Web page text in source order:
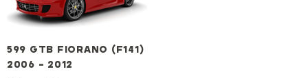
599 GTB FIORANO (F141)
2006 - 2012